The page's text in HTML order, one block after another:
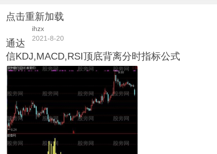
点击重新加载
ihzx
2021-8-20
通达
信KDJ,MACD,RSI顶底背离分时指标公式